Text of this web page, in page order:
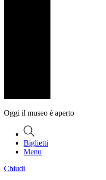
Oggi il museo è aperto
Biglietti
Menu
Chiudi